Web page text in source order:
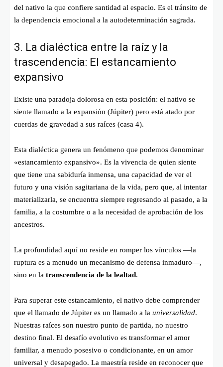
del nativo la que confiere santidad al espacio. Es el tránsito de
la dependencia emocional a la autodeterminación sagrada.
3. La dialéctica entre la raíz y la
trascendencia: El estancamiento
expansivo
Existe una paradoja dolorosa en esta posición: el nativo se
siente llamado a la expansión (Júpiter) pero está atado por
cuerdas de gravedad a sus raíces (casa 4).
Esta dialéctica genera un fenómeno que podemos denominar
«estancamiento expansivo». Es la vivencia de quien siente
que tiene una sabiduría inmensa, una capacidad de ver el
futuro y una visión sagitariana de la vida, pero que, al intentar
materializarla, se encuentra siempre regresando al pasado, a la
familia, a la costumbre o a la necesidad de aprobación de los
ancestros.
La profundidad aquí no reside en romper los vínculos —la
ruptura es a menudo un mecanismo de defensa inmaduro—,
sino en la transcendencia de la lealtad.
Para superar este estancamiento, el nativo debe comprender
que el llamado de Júpiter es un llamado a la universalidad.
Nuestras raíces son nuestro punto de partida, no nuestro
destino final. El desafío evolutivo es transformar el amor
familiar, a menudo posesivo o condicionante, en un amor
universal y desapegado. La maestría reside en reconocer que